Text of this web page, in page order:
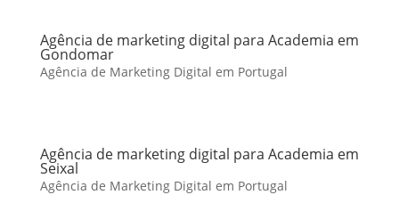
Agência de marketing digital para Academia em
Gondomar
Agência de Marketing Digital em Portugal
Agência de marketing digital para Academia em
Seixal
Agência de Marketing Digital em Portugal